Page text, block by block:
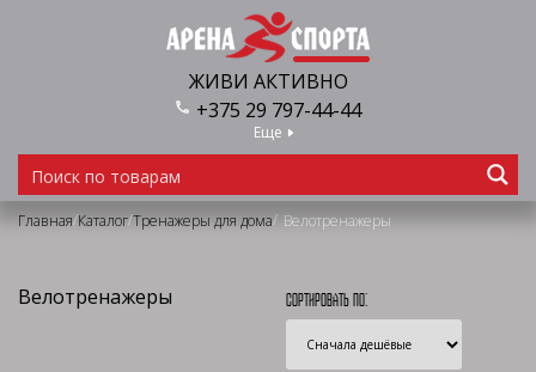
ЖИВИ АКТИВНО
+375 29 797-44-44
Еще
Главная/Каталог/Тренажеры для дома/ Велотренажеры
Велотренажеры Сортировать по: